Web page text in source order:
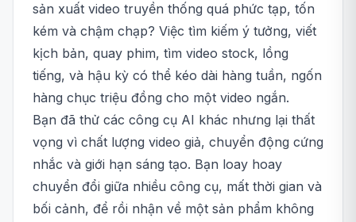
sản xuất video truyền thống quá phức tạp, tốn
kém và chậm chạp? Việc tìm kiếm ý tưởng, viết
kịch bản, quay phim, tìm video stock, lồng
tiếng, và hậu kỳ có thể kéo dài hàng tuần, ngốn
hàng chục triệu đồng cho một video ngắn.
Bạn đã thử các công cụ AI khác nhưng lại thất
vọng vì chất lượng video giả, chuyển động cứng
nhắc và giới hạn sáng tạo. Bạn loay hoay
chuyển đổi giữa nhiều công cụ, mất thời gian và
bối cảnh, để rồi nhận về một sản phẩm không